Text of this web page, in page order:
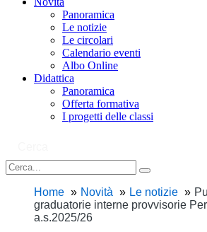
Panoramica
Le notizie
Le circolari
Calendario eventi
Albo Online
Didattica
Panoramica
Offerta formativa
I progetti delle classi
Home Novità Le notizie
graduatorie interne provvisorie
a.s.2025/26